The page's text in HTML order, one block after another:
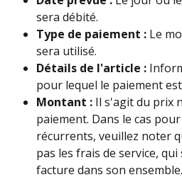
sera débité.
Type de paiement : Le
sera utilisé.
Détails de l'article :
pour lequel le paiement
Montant : Il s'agit du prix
paiement. Dans le cas
récurrents, veuillez noter
pas les frais de service,
facture dans son ensemble.